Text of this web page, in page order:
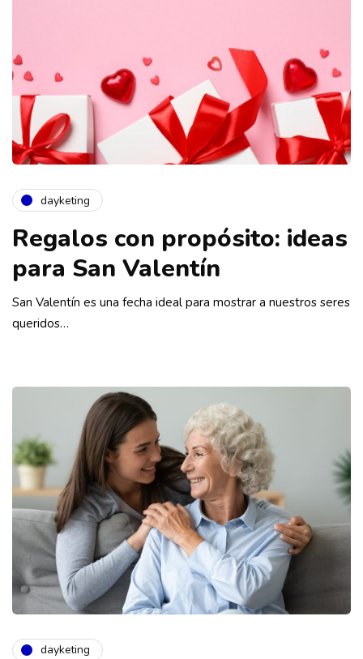
dayketing
Regalos con propósito: ideas
para San Valentín
San Valentín es una fecha ideal para mostrar a nuestros seres
queridos…
dayketing